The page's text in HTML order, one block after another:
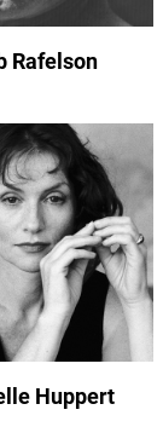
Rafelson
Huppert